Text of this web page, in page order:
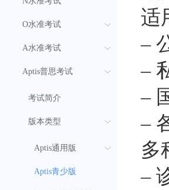
O水准考试
A水准考试
Aptis普思考试
考试简介
版本类型
Aptis通用版
Aptis青少版
适
–
–
–
–
多
–